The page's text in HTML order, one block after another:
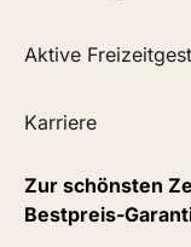
Aktive
Karriere
Zur schönsten
Bestpreis-